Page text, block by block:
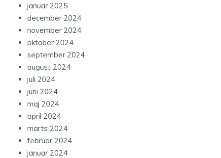
januar 2025
december 2024
november 2024
oktober 2024
september 2024
august 2024
juli 2024
juni 2024
maj 2024
april 2024
marts 2024
februar 2024
januar 2024